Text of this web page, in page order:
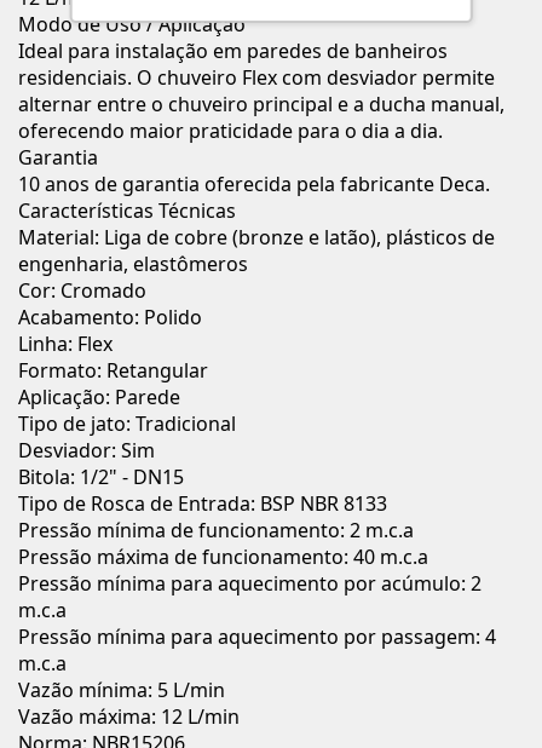
Modo de Uso / Aplicação
Ideal para instalação em paredes de banheiros
residenciais. O chuveiro Flex com desviador permite
alternar entre o chuveiro principal e a ducha manual,
oferecendo maior praticidade para o dia a dia.
Garantia
10 anos de garantia oferecida pela fabricante Deca.
Características Técnicas
Material: Liga de cobre (bronze e latão), plásticos de
engenharia, elastômeros
Cor: Cromado
Acabamento: Polido
Linha: Flex
Formato: Retangular
Aplicação: Parede
Tipo de jato: Tradicional
Desviador: Sim
Bitola: 1/2" - DN15
Tipo de Rosca de Entrada: BSP NBR 8133
Pressão mínima de funcionamento: 2 m.c.a
Pressão máxima de funcionamento: 40 m.c.a
Pressão mínima para aquecimento por acúmulo: 2
m.c.a
Pressão mínima para aquecimento por passagem: 4
m.c.a
Vazão mínima: 5 L/min
Vazão máxima: 12 L/min